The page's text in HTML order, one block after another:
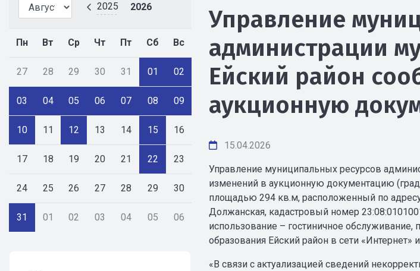
2025 2026
Пн Вт Ср Чт Пт Сб Вс
27 28 29 30 31 01 02
03 04 05 06 07 08 09
10 11 12 13 14 15 16
17 18 19 20 21 22 23
24 25 26 27 28 29 30
31 01 02 03 04 05 06
Управление
администрации
Ейский район
аукционную
15.04.2026
Управление муниципальных ресурсов
изменений в аукционную документацию
площадью 294 кв.м, расположенный по
Должанская, кадастровый номер
использование – гостиничное
образования Ейский район в сети
«В связи с актуализацией сведений